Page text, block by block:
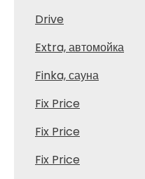
Drive
Extra, автомойка
Finka, сауна
Fix Price
Fix Price
Fix Price